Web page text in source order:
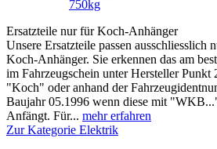
750kg
Ersatzteile nur für Koch-Anhänger
Unsere Ersatzteile passen ausschliesslich
Koch-Anhänger. Sie erkennen das am
im Fahrzeugschein unter Hersteller Punkt
"Koch" oder anhand der
Baujahr 05.1996 wenn diese mit
Anfängt. Für... mehr erfahren
Zur Kategorie Elektrik